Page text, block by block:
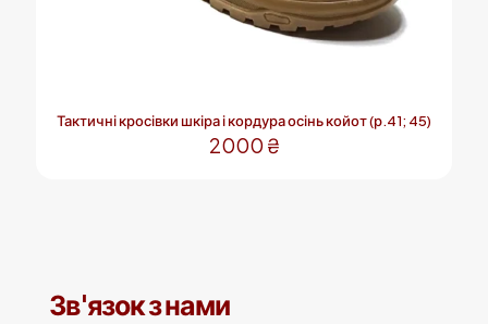
Тактичні кросівки шкіра і кордура осінь койот (р.41; 45)
2000 ₴
Зв'язок з нами